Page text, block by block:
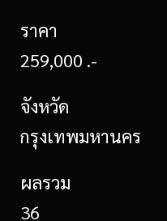
ราคา
259,000 .-
จังหวัด
กรุงเทพมหานคร
ผลรวม
36